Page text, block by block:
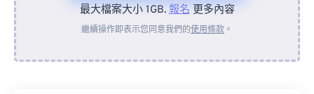
來自裝置
最大檔案大小 1GB.報名更多內容
繼續操作即表示您同意我們的使用條款 。